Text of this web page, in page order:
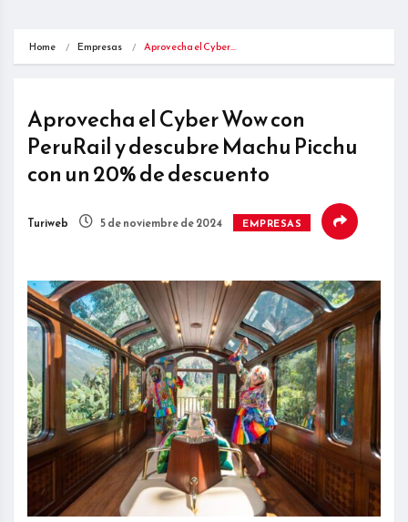
Home Empresas Aprovecha el Cyber…
Aprovecha el Cyber Wow con
PeruRail y descubre Machu Picchu
con un 20% de descuento
Turiweb 5 de noviembre de 2024 EMPRESAS